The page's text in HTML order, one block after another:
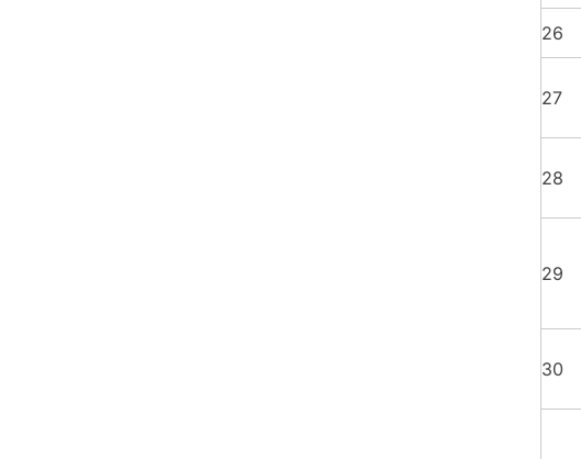
26
27
28
29
30